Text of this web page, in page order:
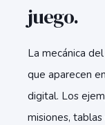
juego.
La mecánica
que aparecen
digital. Los
misiones,